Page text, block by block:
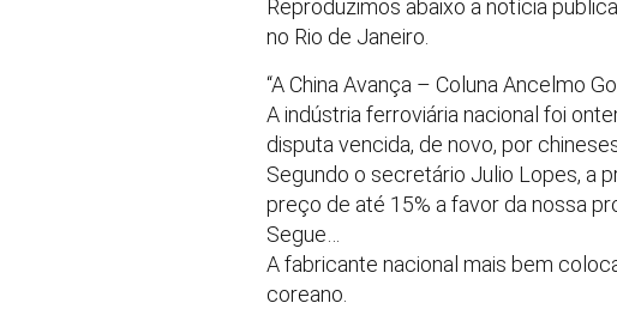
Reproduzimos abaixo a notícia
no Rio de Janeiro.
“A China Avança – Coluna Ancelmo
A indústria ferroviária nacional foi
disputa vencida, de novo, por
Segundo o secretário Julio Lopes, a
preço de até 15% a favor da nossa
Segue…
A fabricante nacional mais bem
coreano.